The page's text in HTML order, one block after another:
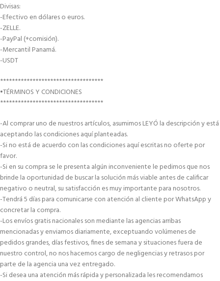
Divisas:
-Efectivo en dólares o euros.
-ZELLE.
-PayPal (+comisión).
-Mercantil Panamá.
-USDT
***********************************
•TÉRMINOS Y CONDICIONES
***********************************
-Al comprar uno de nuestros artículos, asumimos LEYÓ la descripción y está
aceptando las condiciones aquí planteadas.
-Si no está de acuerdo con las condiciones aquí escritas no oferte por
favor.
-Si en su compra se le presenta algún inconveniente le pedimos que nos
brinde la oportunidad de buscar la solución más viable antes de calificar
negativo o neutral, su satisfacción es muy importante para nosotros.
-Tendrá 5 días para comunicarse con atención al cliente por WhatsApp y
concretar la compra.
-Los envíos gratis nacionales son mediante las agencias arribas
mencionadas y enviamos diariamente, exceptuando volúmenes de
pedidos grandes, días festivos, fines de semana y situaciones fuera de
nuestro control, no nos hacemos cargo de negligencias y retrasos por
parte de la agencia una vez entregado.
-Si desea una atención más rápida y personalizada les recomendamos